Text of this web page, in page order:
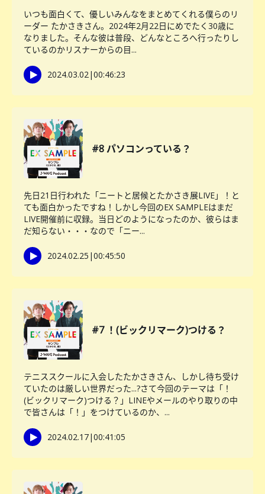
いつも面白くて、優しいみんなをまとめてくれる僕らのリ
ーダー たかさきさん。2024年2月22日にめでたく30歳に
なりました。そんな彼は普段、どんなところへ行ったりし
ているのかリスナーからの目...
2024.03.02|00:46:23
#8 パソコンっている？
先日21日行われた「ニートと居候とたかさき展LIVE」！と
ても面白かったですね！しかし今回のEX SAMPLEはまだ
LIVE開催前に収録。当日どのようになったのか、彼らはま
だ知らない・・・なので「ニー...
2024.02.25 |00:45:50
#7 ！(ビックリマーク)つける？
テニススクールに入会したたかさきさん、しかし待ち受け
ていたのは厳しい世界だった...?さて今回のテーマは「！
(ビックリマーク)つける？」LINEやメールのやり取りの中
で皆さんは「！」をつけているのか、...
2024.02.17|00:41:05